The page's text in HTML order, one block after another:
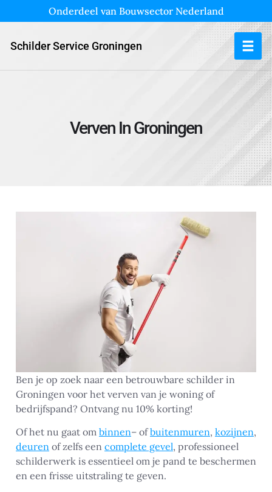
Onderdeel van Bouwsector Nederland
Schilder Service Groningen
Verven In Groningen
Ben je op zoek naar een betrouwbare schilder in
Groningen voor het verven van je woning of
bedrijfspand? Ontvang nu 10% korting!
Of het nu gaat om binnen– ofbuitenmuren, kozijnen,
deuren of zelfs een complete gevel, professioneel
schilderwerk is essentieel om je pand te beschermen
en een frisse uitstraling te geven.